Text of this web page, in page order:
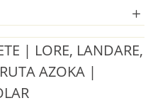
| LORE, LANDARE,
AZOKA |